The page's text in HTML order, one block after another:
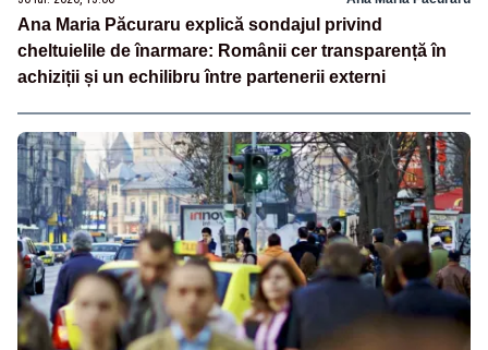
Ana Maria Păcuraru explică sondajul privind
cheltuielile de înarmare: Românii cer transparență în
achiziții și un echilibru între partenerii externi